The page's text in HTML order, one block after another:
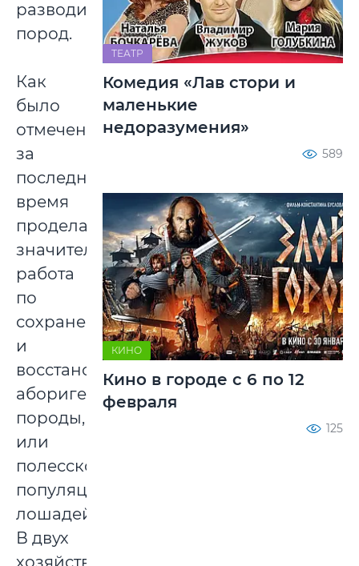
разводимых
пород.
Как
было
отмечено,
за
последнее
время
проделана
значительная
работа
по
сохранению
и
восстановлению
аборигенной
породы,
или
полесской
популяции
лошадей.
В двух
хозяйствах
ТЕАТР
Комедия «Лав стори и
маленькие
недоразумения»
589
КИНО
Кино в городе с 6 по 12
февраля
125